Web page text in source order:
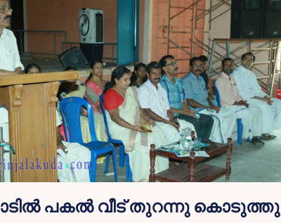
പകല്‍ വീട് തുറന്നു കൊടുത്തു